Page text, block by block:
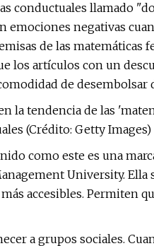
conductuales llamado
negativas
de las matemáticas
los artículos con un
de desembolsar
la tendencia de las
(Crédito: Getty Images)
como este es una
University. Ella
accesibles. Permiten
a grupos sociales.